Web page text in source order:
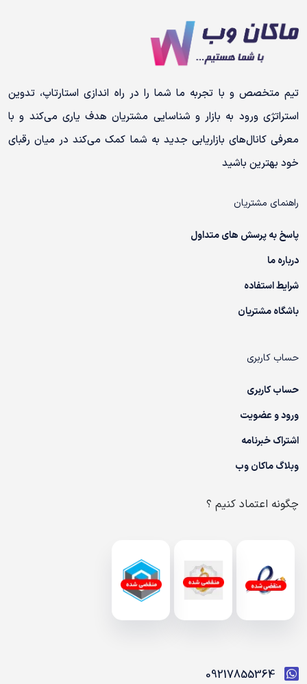
تیم متخصص و با تجربه ما شما را در راه اندازی استارتاپ، تدوین
استراتژی ورود به بازار و شناسایی مشتریان هدف یاری می‌کند و با
معرفی کانال‌های بازاریابی جدید به شما کمک می‌کند در میان رقبای
خود بهترین باشید
راهنمای مشتریان
پاسخ به پرسش های متداول
درباره ما
شرایط استفاده
باشگاه مشتریان
حساب کاربری
حساب کاربری
ورود و عضویت
اشتراک خبرنامه
وبلاگ ماکان وب
چگونه اعتماد کنیم ؟
09217855364